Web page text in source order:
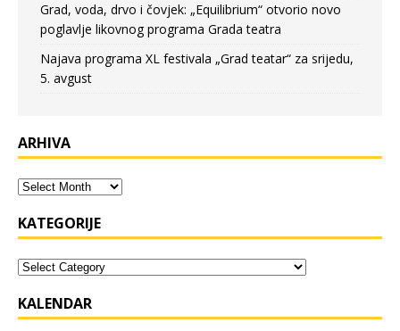
Grad, voda, drvo i čovjek: „Equilibrium“ otvorio novo
poglavlje likovnog programa Grada teatra
Najava programa XL festivala „Grad teatar“ za srijedu,
5. avgust
ARHIVA
KATEGORIJE
KALENDAR